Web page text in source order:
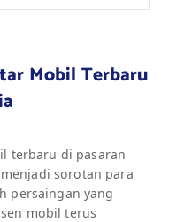
Mobil Terbaru
terbaru di pasaran
sorotan para
persaingan yang
mobil terus